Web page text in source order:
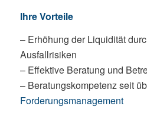
Ihre Vorteile
– Erhöhung der Liquidität
Ausfallrisiken
– Effektive Beratung und
– Beratungskompetenz seit
Forderungsmanagement